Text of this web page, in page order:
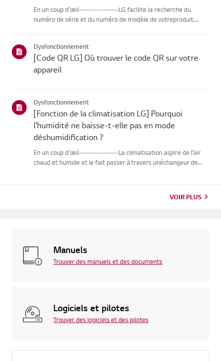
En un coup d’œil----------------LG facilite la recherche du
numéro de série et du numéro de modèle de votreproduit.
...
Dysfonctionnement
[Code QR LG] Où trouver le code QR sur votre
appareil
Dysfonctionnement
[Fonction de la climatisation LG] Pourquoi
l’humidité ne baisse-t-elle pas en mode
déshumidification ?
En un coup d’œil----------------La climatisation aspire de l’air
chaud et humide et le fait passer à travers unéchangeur de
VOIR PLUS
Manuels
Trouver des manuels et des documents
Logiciels et pilotes
Trouver des logiciels et des pilotes